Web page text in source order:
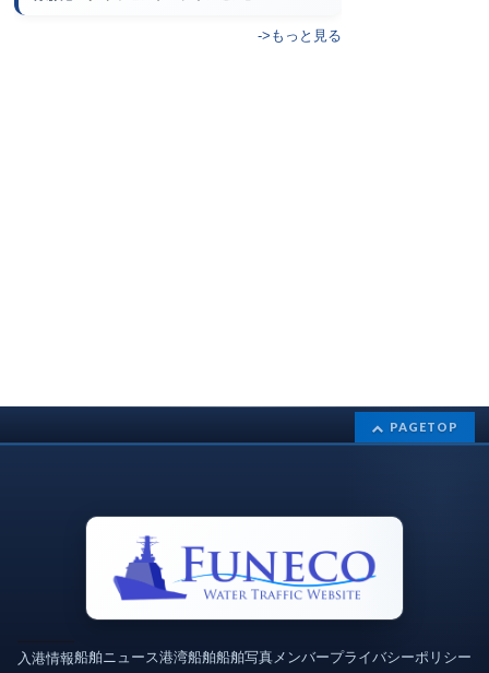
->もっと見る
PAGETOP
入港情報船舶ニュース港湾船舶船舶写真メンバープライバシーポリシー